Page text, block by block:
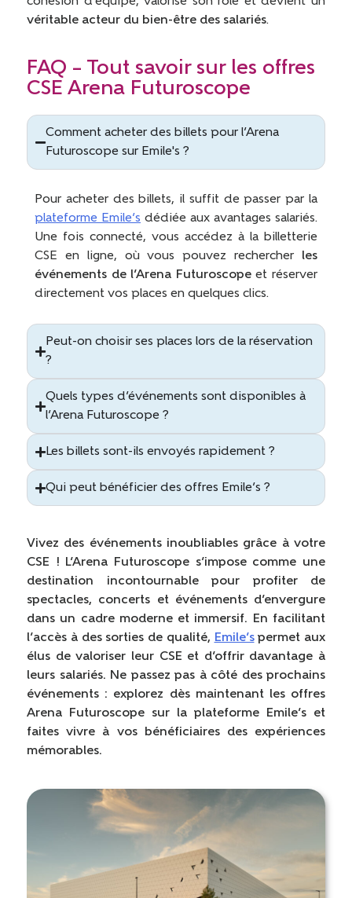
véritable acteur du bien-être des salariés.
FAQ – Tout savoir sur les offres
CSE Arena Futuroscope
Comment acheter des billets pour l’Arena
Futuroscope sur Emile's ?
Pour acheter des billets, il suffit de passer par la
plateforme Emile’s dédiée aux avantages salariés.
Une fois connecté, vous accédez à la billetterie
CSE en ligne, où vous pouvez rechercher les
événements de l’Arena Futuroscopeet réserver
directement vos places en quelques clics.
Peut-on choisir ses places lors de la réservation
?
Quels types d’événements sont disponibles à
l’Arena Futuroscope ?
Les billets sont-ils envoyés rapidement ?
Qui peut bénéficier des offres Emile’s ?
Vivez des événements inoubliables grâce à votre
CSE ! L’Arena Futuroscope s’impose comme une
destination incontournable pour profiter de
spectacles, concerts et événements d’envergure
dans un cadre moderne et immersif. En facilitant
l’accès à des sorties de qualité, Emile’spermet aux
élus de valoriser leur CSE et d’offrir davantage à
leurs salariés. Ne passez pas à côté des prochains
événements : explorez dès maintenant les offres
Arena Futuroscope sur la plateforme Emile’s et
faites vivre à vos bénéficiaires des expériences
mémorables.